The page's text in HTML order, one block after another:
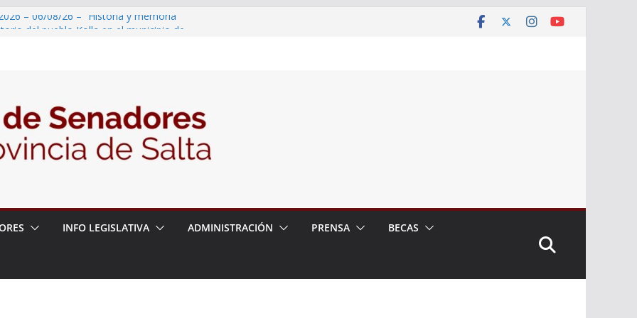
– 06/08/26 – “Historia y memoria
– 06/08/26 – Presentación del libro
del Dr. Víctor Alfredo Frías
– 06/08/26 – 82° Edición de la Expo
INFO LEGISLATIVA ADMINISTRACIÓN PRENSA BECAS